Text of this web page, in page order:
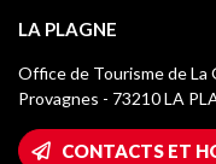
Taxe de séjour
Médiathèque
Logos La Plagne
Accès Wifi
Montchavin - Les Coches
Champagny-en-Vanoise
Plagne 1800
LA PLAGNE
Office de Tourisme de La
Provagnes - 73210 LA
CONTACTS ET